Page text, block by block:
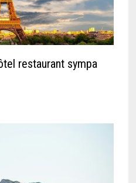
restaurant sympa